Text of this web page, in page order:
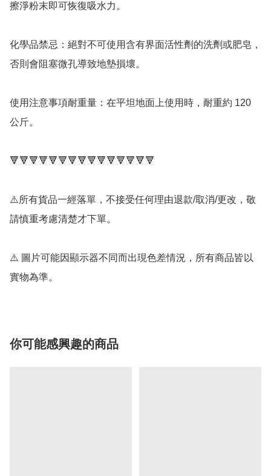
擦淨粉末即可恢復吸水力。
化學品禁忌：絕對不可使用含有界面活性劑的洗劑或肥皂，
否則會阻塞微孔導致地墊損壞。
使用注意事項耐重量：在平坦地面上使用時，耐重約 120
公斤。
🔻🔻🔻🔻🔻🔻🔻🔻🔻🔻🔻🔻🔻🔻🔻
⚠️所有貨品一經落單，不接受任何理由退款/取消/更改，敬
請慎重考慮清楚才下單。
⚠️ 圖片可能因顯示器不同而出現色差情況，所有商品皆以
實物為準。
你可能感興趣的商品